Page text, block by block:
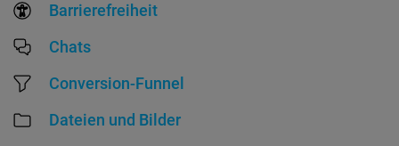
Barrierefreiheit
Chats
Conversion-Funnel
Dateien und Bilder